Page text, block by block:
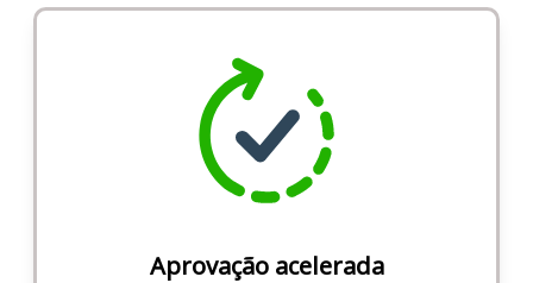
Aprovação acelerada